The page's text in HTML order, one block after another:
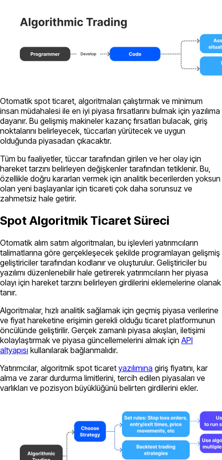
Otomatik spot ticaret, algoritmaları çalıştırmak ve minimum
insan müdahalesi ile en iyi piyasa fırsatlarını bulmak için yazılıma
dayanır. Bu gelişmiş makineler kazanç fırsatları bulacak, giriş
noktalarını belirleyecek, tüccarları yürütecek ve uygun
olduğunda piyasadan çıkacaktır.
Tüm bu faaliyetler, tüccar tarafından girilen ve her olay için
hareket tarzını belirleyen değişkenler tarafından tetiklenir. Bu,
özellikle doğru kararları vermek için analitik becerilerden yoksun
olan yeni başlayanlar için ticareti çok daha sorunsuz ve
zahmetsiz hale getirir.
Spot Algoritmik Ticaret Süreci
Otomatik alım satım algoritmaları, bu işlevleri yatırımcıların
talimatlarına göre gerçekleşecek şekilde programlayan gelişmiş
geliştiriciler tarafından kodlanır ve oluşturulur. Geliştiriciler bu
yazılımı düzenlenebilir hale getirerek yatırımcıların her piyasa
olayı için hareket tarzını belirleyen girdilerini eklemelerine olanak
tanır.
Algoritmalar, hızlı analitik sağlamak için geçmiş piyasa verilerine
ve fiyat hareketine erişimin gerekli olduğu ticaret platformunun
öncülünde geliştirilir. Gerçek zamanlı piyasa akışları, iletişimi
kolaylaştırmak ve piyasa güncellemelerini almak için API
altyapısı kullanılarak bağlanmalıdır.
Yatırımcılar, algoritmik spot ticaret yazılımına giriş fiyatını, kar
alma ve zarar durdurma limitlerini, tercih edilen piyasaları ve
varlıkları ve pozisyon büyüklüğünü belirten girdilerini ekler.